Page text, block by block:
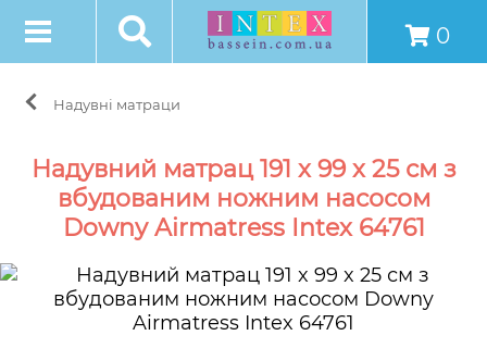
0
Надувні матраци
Надувний матрац 191 x 99 x 25 см з
вбудованим ножним насосом
Downy Airmatress Intex 64761